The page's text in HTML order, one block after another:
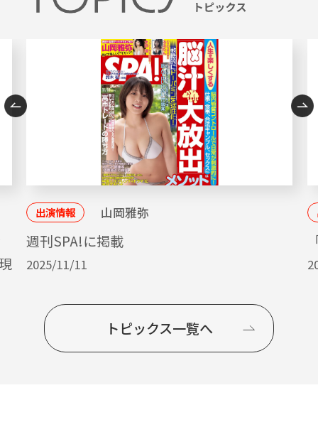
出演情報 山岡雅弥
週刊SPA!に掲載
2025/11/11
トピックス一覧へ